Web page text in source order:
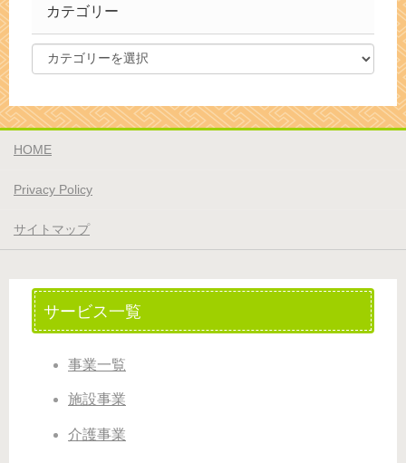
カテゴリー
HOME
Privacy Policy
サイトマップ
サービス一覧
事業一覧
施設事業
介護事業